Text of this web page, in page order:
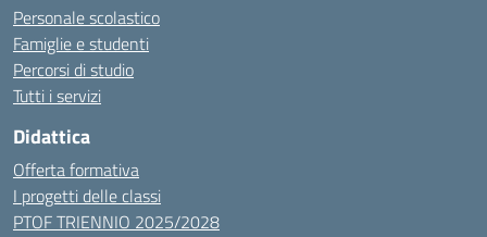
Personale scolastico
Famiglie e studenti
Percorsi di studio
Tutti i servizi
Didattica
Offerta formativa
I progetti delle classi
PTOF TRIENNIO 2025/2028